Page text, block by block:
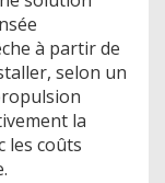
à partir de
selon un
la
les coûts